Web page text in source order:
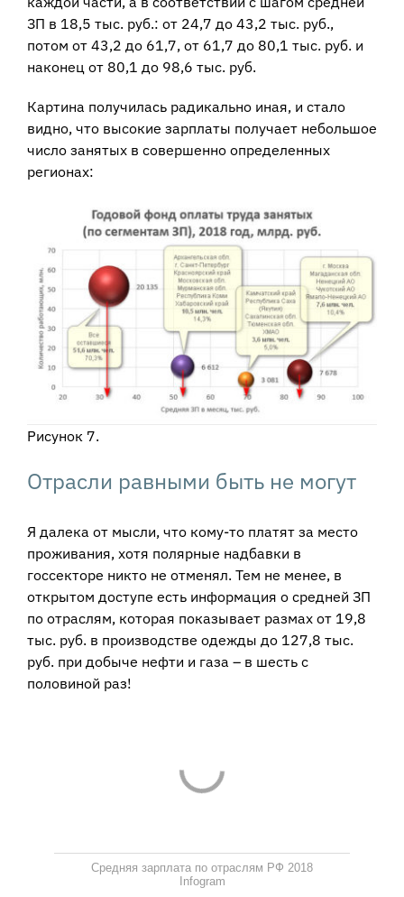
ЗП в 18,5 тыс. руб.: от 24,7 до 43,2 тыс. руб.,
потом от 43,2 до 61,7, от 61,7 до 80,1 тыс. руб. и
наконец от 80,1 до 98,6 тыс. руб.
Картина получилась радикально иная, и стало
видно, что высокие зарплаты получает небольшое
число занятых в совершенно определенных
регионах:
Рисунок 7.
Отрасли равными быть не могут
Я далека от мысли, что кому-то платят за место
проживания, хотя полярные надбавки в
госсекторе никто не отменял. Тем не менее, в
открытом доступе есть информация о средней ЗП
по отраслям, которая показывает размах от 19,8
тыс. руб. в производстве одежды до 127,8 тыс.
руб. при добыче нефти и газа – в шесть с
половиной раз!
Средняя зарплата по отраслям РФ 2018
Infogram